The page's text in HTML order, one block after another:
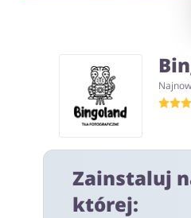
Turystyka i Podróże
Zainstaluj
której: